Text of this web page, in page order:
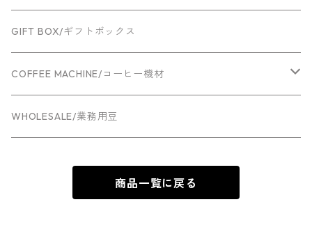
GIFT BOX/ギフトボックス
COFFEE MACHINE/コーヒー機材
Espresso machine
WHOLESALE/業務用豆
商品一覧に戻る